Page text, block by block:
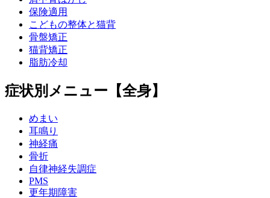
保険適用
こどもの整体と猫背
骨盤矯正
猫背矯正
脂肪冷却
症状別メニュー【全身】
めまい
耳鳴り
神経痛
骨折
自律神経失調症
PMS
更年期障害